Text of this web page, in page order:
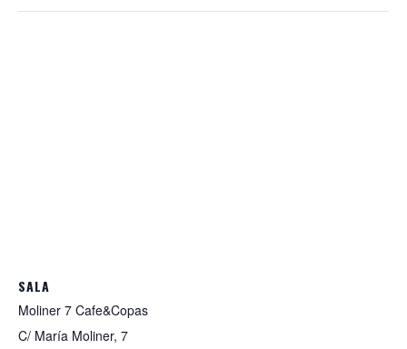
SALA
Moliner 7 Cafe&Copas
C/ María Moliner, 7